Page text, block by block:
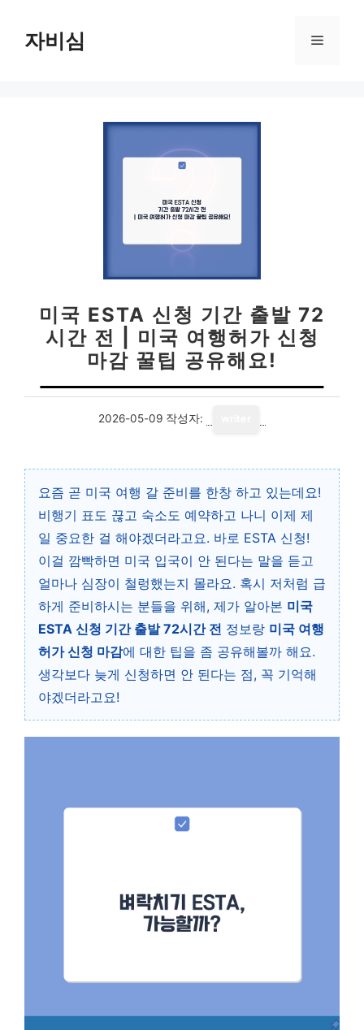
자비심 메
미국 ESTA 신청 기간 출발 72
시간 전 | 미국 여행허가 신청
마감 꿀팁 공유해요!
2026-05-09 작성자:
요즘 곧 미국 여행 갈 준비를 한창 하고 있는데요!
비행기 표도 끊고 숙소도 예약하고 나니 이제 제
일 중요한 걸 해야겠더라고요. 바로 ESTA 신청!
이걸 깜빡하면 미국 입국이 안 된다는 말을 듣고
얼마나 심장이 철렁했는지 몰라요. 혹시 저처럼 급
하게 준비하시는 분들을 위해, 제가 알아본 미국
ESTA 신청 기간 출발 72시간 전 정보랑 미국 여행
허가 신청 마감에 대한 팁을 좀 공유해볼까 해요.
생각보다 늦게 신청하면 안 된다는 점, 꼭 기억해
야겠더라고요!